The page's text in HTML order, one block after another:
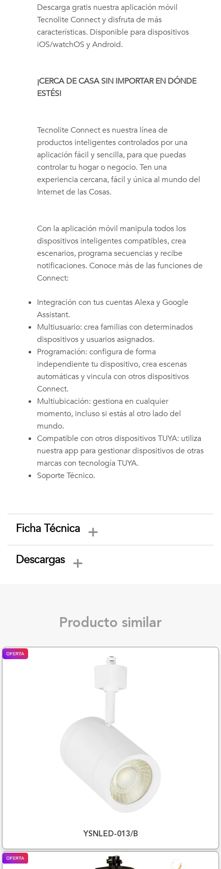
Descarga gratis nuestra aplicación móvil
Tecnolite Connect y disfruta de más
características. Disponible para dispositivos
iOS/watchOS y Android.
¡CERCA DE CASA SIN IMPORTAR EN DÓNDE
ESTÉS!
Tecnolite Connect es nuestra línea de
productos inteligentes controlados por una
aplicación fácil y sencilla, para que puedas
controlar tu hogar o negocio. Ten una
experiencia cercana, fácil y única al mundo del
Internet de las Cosas.
Con la aplicación móvil manipula todos los
dispositivos inteligentes compatibles, crea
escenarios, programa secuencias y recibe
notificaciones. Conoce más de las funciones de
Connect:
Integración con tus cuentas Alexa y Google
Assistant.
Multiusuario: crea familias con determinados
dispositivos y usuarios asignados.
Programación: configura de forma
independiente tu dispositivo, crea escenas
automáticas y vincula con otros dispositivos
Connect.
Multiubicación: gestiona en cualquier
momento, incluso si estás al otro lado del
mundo.
Compatible con otros dispositivos TUYA: utiliza
nuestra app para gestionar dispositivos de otras
marcas con tecnología TUYA.
Soporte Técnico.
Ficha Técnica
Descargas
Producto similar
YSNLED-013/B